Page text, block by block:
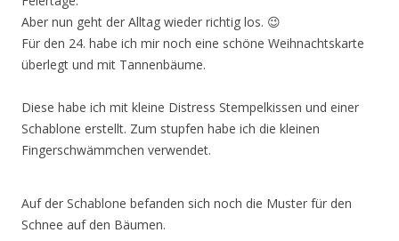
Aber nun geht der Alltag wieder richtig los. 😉
Für den 24. habe ich mir noch eine schöne Weihnachtskarte
überlegt und mit Tannenbäume.
Diese habe ich mit kleine Distress Stempelkissen und einer
Schablone erstellt. Zum stupfen habe ich die kleinen
Fingerschwämmchen verwendet.
Auf der Schablone befanden sich noch die Muster für den
Schnee auf den Bäumen.